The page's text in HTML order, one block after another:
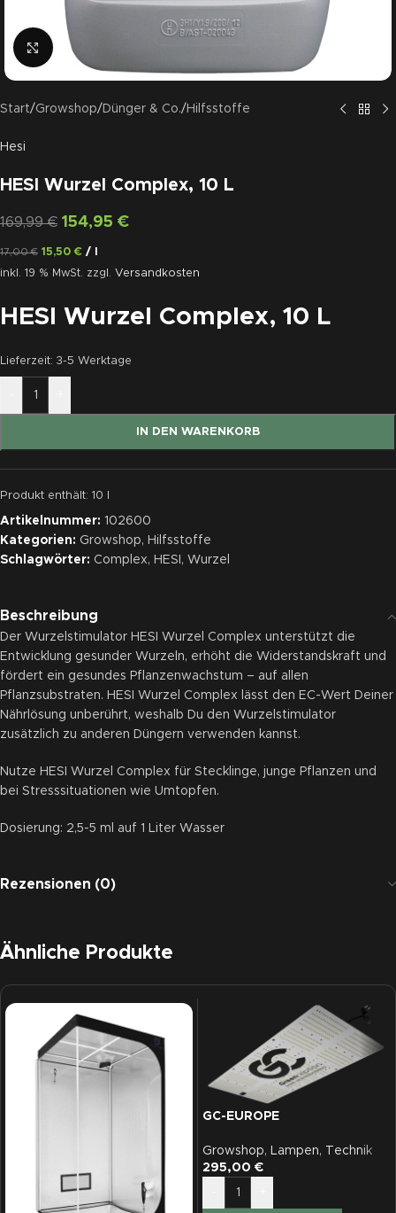
Click to enlarge
Start/Growshop/ Dünger & Co./ Hilfsstoffe
Hesi
HESI Wurzel Complex, 10 L
169,99€ 154,95 €
17,00€ 15,50€ /
inkl. 19 % MwSt. zzgl. Versandkosten
HESI Wurzel Complex, 10 L
Lieferzeit: 3-5 Werktage
IN DEN WARENKORB
Produkt enthält: 10
Artikelnummer: 102600
Kategorien: Growshop, Hilfsstoffe
Schlagwörter: Complex, HESI , Wurzel
Beschreibung
Der Wurzelstimulator HESI Wurzel Complex unterstützt die
Entwicklung gesunder Wurzeln, erhöht die Widerstandskraft und
fördert ein gesundes Pflanzenwachstum – auf allen
Pflanzsubstraten. HESI Wurzel Complex lässt den EC-Wert Deiner
Nährlösung unberührt, weshalb Du den Wurzelstimulator
zusätzlich zu anderen Düngern verwenden kannst.
Nutze HESI Wurzel Complex für Stecklinge, junge Pflanzen und
bei Stresssituationen wie Umtopfen.
Dosierung: 2,5-5 ml auf 1 Liter Wasser
Rezensionen (0)
Ähnliche Produkte
GC-EUROPE
Growshop, Lampen,
Technik
295,00 €